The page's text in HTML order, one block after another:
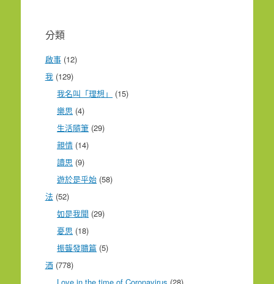
分類
啟事(12)
我(129)
我名叫「理想」
(15)
樂思 (4)
生活隨筆 (29)
親情 (14)
讀思 (9)
遊於是乎始 (58)
法(52)
如是我聞 (29)
憂思 (18)
振聾發聵篇 (5)
酒(778)
Love in the time of Coronavirus (28)